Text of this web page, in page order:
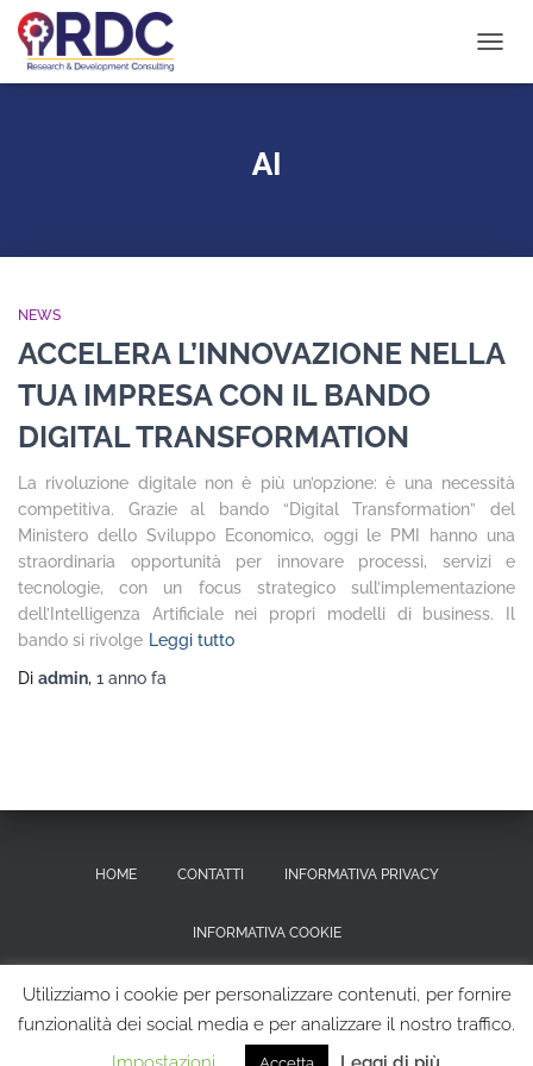
AI
NEWS
ACCELERA L’INNOVAZIONE NELLA
TUA IMPRESA CON IL BANDO
DIGITAL TRANSFORMATION
La rivoluzione digitale non è più un’opzione: è una necessità
competitiva. Grazie al bando “Digital Transformation” del
Ministero dello Sviluppo Economico, oggi le PMI hanno una
straordinaria opportunità per innovare processi, servizi e
tecnologie, con un focus strategico sull’implementazione
dell’Intelligenza Artificiale nei propri modelli di business. Il
bando si rivolge Leggi tutto
Di admin, 1 anno fa
HOME CONTATTI INFORMATIVA PRIVACY
INFORMATIVA COOKIE
RICHIESTA CANCELLAZIONE DEI DATI PERSONALI
Hestia | Sviluppato daThemeIsle
Utilizziamo i cookie per personalizzare contenuti, per fornire
funzionalità dei social media e per analizzare il nostro traffico.